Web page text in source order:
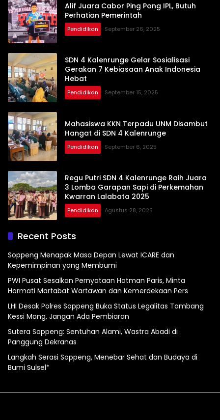
Alif Juara Cabor Ping Pong IPL, Butuh
Perhatian Pemerintah
Pendidikan September 26, 2025
SDN 4 Kalenrunge Gelar Sosialisasi
Gerakan 7 Kebiasaan Anak Indonesia
Hebat
Pendidikan September 15, 2025
Mahasiswa KKN Terpadu UNM Disambut
Hangat di SDN 4 Kalenrunge
Pendidikan September 6, 2025
Regu Putri SDN 4 Kalenrunge Raih Juara
3 Lomba Garapan Sapi di Perkemahan
Kwarran Lalabata 2025
Pendidikan Agustus 28, 2025
Recent Posts
Soppeng Menapak Masa Depan Lewat ICARE dan
Kepemimpinan yang Membumi
PWI Pusat Sesalkan Pernyataan Hotman Paris, Minta
Hormati Martabat Wartawan dan Kemerdekaan Pers
LHI Desak Polres Soppeng Buka Status Legalitas Tambang
Kessi Mong, Jangan Ada Pembiaran
Sutera Soppeng: Sentuhan Alami, Wastra Abadi di
Panggung Dekranas
Langkah Serasi Soppeng, Menebar Sehat dan Budaya di
Bumi Sulsel*